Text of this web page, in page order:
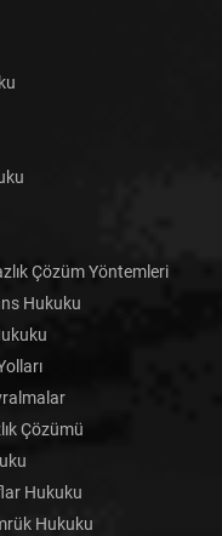
Çözüm Yöntemleri
Hukuku
Çözümü
Hukuku
Hukuku